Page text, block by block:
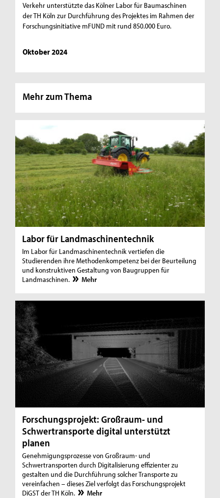
Verkehr unterstützte das Kölner Labor für Baumaschinen
der TH Köln zur Durchführung des Projektes im Rahmen der
Forschungsinitiative mFUND mit rund 850.000 Euro.
Oktober 2024
Mehr zum Thema
Labor für Landmaschinentechnik
Im Labor für Landmaschinentechnik vertiefen die
Studierenden ihre Methodenkompetenz bei der Beurteilung
und konstruktiven Gestaltung von Baugruppen für
Landmaschinen.
Mehr
Forschungsprojekt: Großraum- und
Schwertransporte digital unterstützt
planen
Genehmigungsprozesse von Großraum- und
Schwertransporten durch Digitalisierung effizienter zu
gestalten und die Durchführung solcher Transporte zu
vereinfachen – dieses Ziel verfolgt das Forschungsprojekt
DiGST der TH Köln.
Mehr